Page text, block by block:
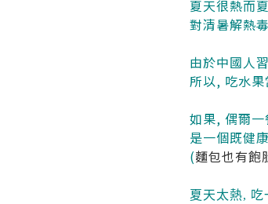
夏天很熱而
對清暑解熱
由於中國人
所以, 吃水
如果, 偶爾
是一個既健
(麵包也有飽
夏天太熱, 吃